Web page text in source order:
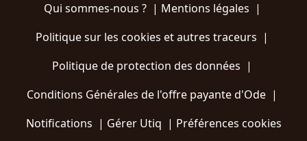
Qui sommes-nous ?| Mentions légales |
Politique sur les cookies et autres traceurs |
Politique de protection des données |
Conditions Générales de l'offre payante d'Ode |
Notifications | Gérer Utiq | Préférences cookies